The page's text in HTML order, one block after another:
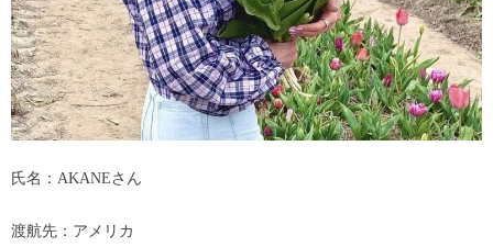
氏名：AKANEさん
渡航先：アメリカ